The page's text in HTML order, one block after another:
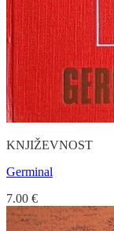
KNJIŽEVNOST
Germinal
7.00 €